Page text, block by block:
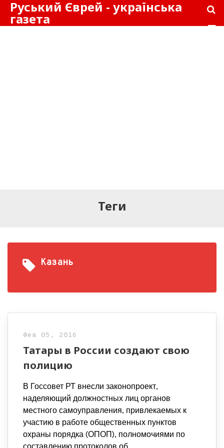
Руський Єврей - українська
газета
Теги
Казань
Фев 05, 2016
Татары в России создают свою
полицию
В Госсовет РТ внесли законопроект,
наделяющий должностных лиц органов
местного самоуправления, привлекаемых к
участию в работе общественных пунктов
охраны порядка (ОПОП), полномочиями по